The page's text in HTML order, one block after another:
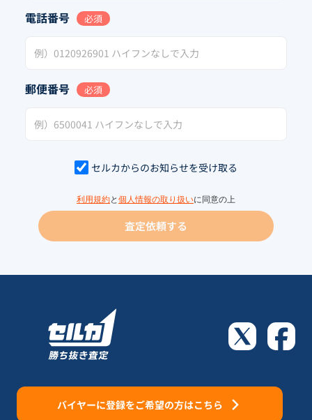
電話番号 必須
郵便番号 必須
セルカからのお知らせを受け取る
利用規約と 個人情報の取り扱いに同意の上
査定依頼する
バイヤーに登録をご希望の方はこちら